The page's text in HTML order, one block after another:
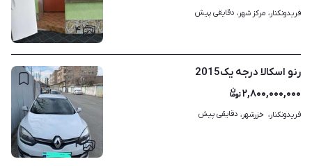
۴
فریدونکنار، مرکز شهر، دقایقی پیش
۳
رنو اسکالا درجه یک2015
۲,۸۰۰,۰۰۰,۰۰۰
فریدونکنار،  خزرشهر، دقایقی پیش